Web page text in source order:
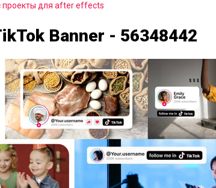
проекты для after effects
Banner - 56348442